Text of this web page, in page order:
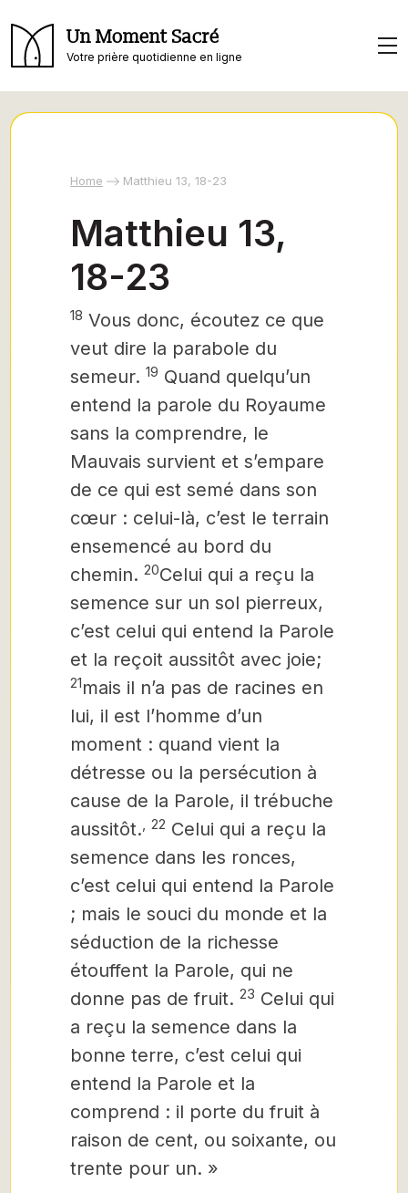
Un Moment Sacré
Votre prière quotidienne en ligne
Home Matthieu 13, 18-23
Matthieu 13,
18-23
18 Vous donc, écoutez ce que
veut dire la parabole du
semeur. 19 Quand quelqu’un
entend la parole du Royaume
sans la comprendre, le
Mauvais survient et s’empare
de ce qui est semé dans son
cœur : celui-là, c’est le terrain
ensemencé au bord du
chemin. 20Celui qui a reçu la
semence sur un sol pierreux,
c’est celui qui entend la Parole
et la reçoit aussitôt avec joie;
21mais il n’a pas de racines en
lui, il est l’homme d’un
moment : quand vient la
détresse ou la persécution à
cause de la Parole, il trébuche
aussitôt. 22 Celui qui a reçu la
semence dans les ronces,
c’est celui qui entend la Parole
; mais le souci du monde et la
séduction de la richesse
étouffent la Parole, qui ne
donne pas de fruit. 23 Celui qui
a reçu la semence dans la
bonne terre, c’est celui qui
entend la Parole et la
comprend : il porte du fruit à
raison de cent, ou soixante, ou
trente pour un. »